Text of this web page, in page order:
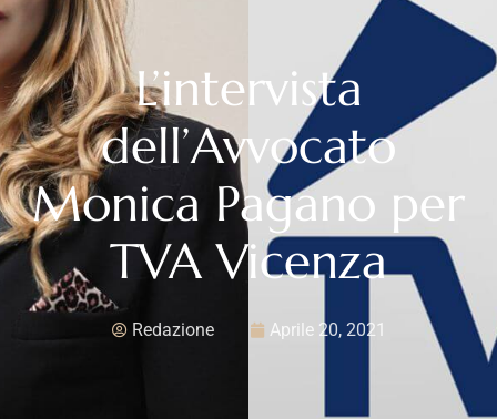
L’intervista
dell’Avvocato
Monica Pagano per
TVA Vicenza
Redazione Aprile 20, 2021